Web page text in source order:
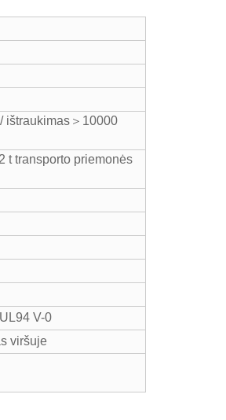
ištraukimas＞10000
t transporto priemonės
V-0
viršuje